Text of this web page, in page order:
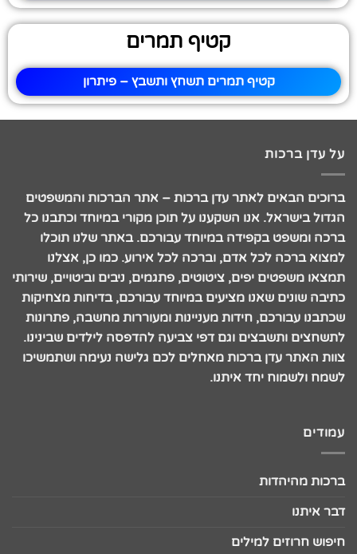
קטיף תמרים
קטיף תמרים תשחץ ותשבץ – פיתרון
על עדן ברכות
ברוכים הבאים לאתר עדן ברכות – אתר הברכות והמשפטים
הגדול בישראל. אנו השקענו על תוכן מקורי במיוחד וכתבנו כל
ברכה ומשפט בקפידה במיוחד עבורכם. באתר שלנו תוכלו
למצוא ברכה לכל אדם, וברכה לכל אירוע. כמו כן, אצלנו
תמצאו משפטים יפים, ציטוטים, פתגמים, ניבים וביטויים, שירותי
כתיבה שונים שאנו מציעים במיוחד עבורכם, בדיחות מצחיקות
שכתבנו עבורכם, חידות מעניינות ומעוררות מחשבה, פתרונות
לתשחצים ותשבצים וגם דפי צביעה להדפסה לילדים שבינינו.
צוות האתר עדן ברכות מאחלים לכם גלישה נעימה ושתמשיכו
לשמח ולשמוח יחד איתנו.
עמודים
ברכות מהיהדות
דבר איתנו
חיפוש חרוזים למילים